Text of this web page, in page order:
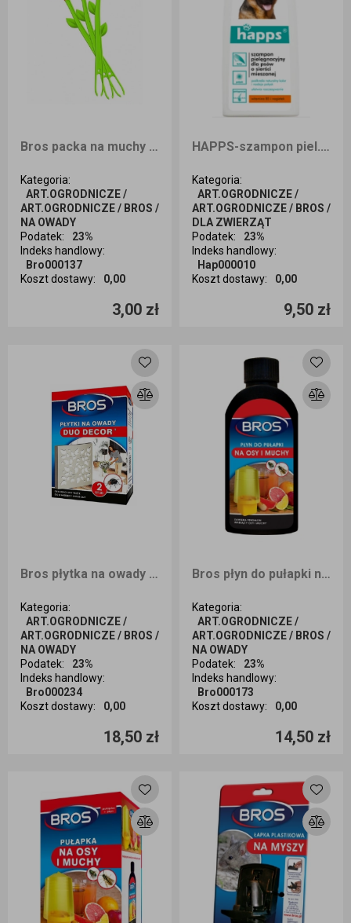
Bros packa na muchy kwiatek
Kategoria:
ART.OGRODNICZE /
ART.OGRODNICZE / BROS /
NA OWADY
Podatek:
23%
Indeks handlowy:
Bro000137
Koszt dostawy: 0,00
3,00 zł
Ilość sztuk
HAPPS-szampon piel. pies mieszana 200ml
Kategoria:
ART.OGRODNICZE /
ART.OGRODNICZE / BROS /
DLA ZWIERZĄT
Podatek:
23%
Indeks handlowy:
Hap000010
Koszt dostawy: 0,00
9,50 zł
Ilość sztuk
Bros płytka na owady DUO DECOR 2szt.
Kategoria:
ART.OGRODNICZE /
ART.OGRODNICZE / BROS /
NA OWADY
Podatek:
23%
Indeks handlowy:
Bro000234
Koszt dostawy: 0,00
18,50 zł
Ilość sztuk
Bros płyn do pułapki na osy 200 ml
Kategoria:
ART.OGRODNICZE /
ART.OGRODNICZE / BROS /
NA OWADY
Podatek:
23%
Indeks handlowy:
Bro000173
Koszt dostawy: 0,00
14,50 zł
Ilość sztuk